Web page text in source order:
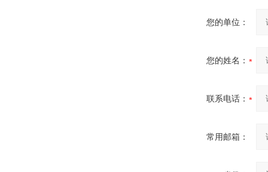
您的单位：
您的姓名：
联系电话：
常用邮箱：